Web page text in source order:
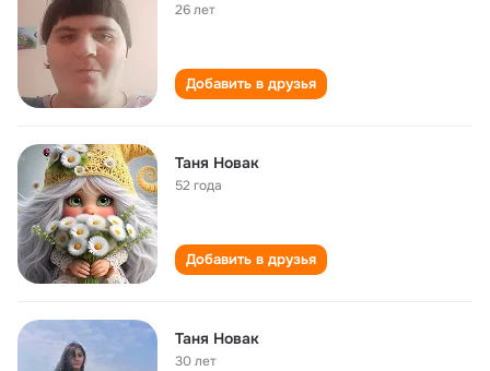
26 лет
Добавить в друзья
Таня Новак
52 года
Добавить в друзья
Таня Новак
30 лет